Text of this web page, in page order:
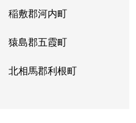
稲敷郡河内町
猿島郡五霞町
北相馬郡利根町